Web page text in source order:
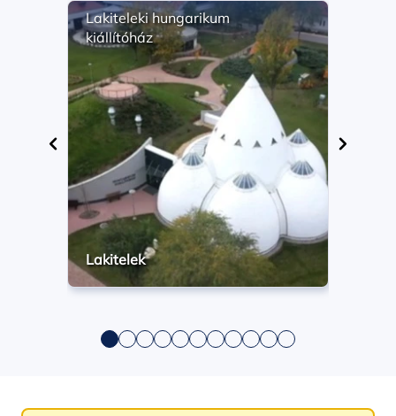
Lakiteleki hungarikum
kiállítóház
Lakitelek